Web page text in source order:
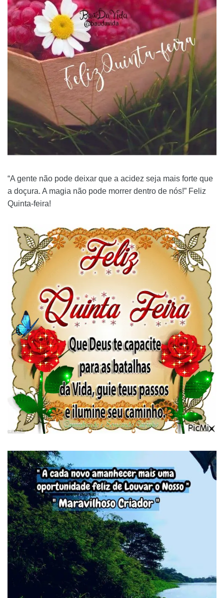
“A gente não pode deixar que a acidez seja mais forte que
a doçura. A magia não pode morrer dentro de nós!” Feliz
Quinta-feira!